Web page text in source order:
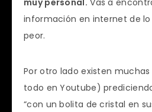
información en internet de
peor.
Por otro lado existen
todo en Youtube)
“con un bolita de cristal en